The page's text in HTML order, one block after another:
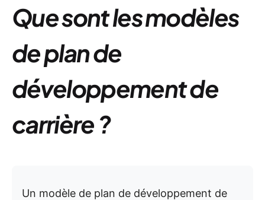
Que sont les modèles
de plan de
développement de
carrière ?
Un modèle de plan de développement de